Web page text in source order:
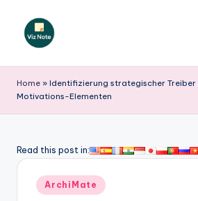
iz
N
t
Home » Identifizierung strategischer
Motivations-Elementen
Read this post in:
Posted
in
ArchiMate